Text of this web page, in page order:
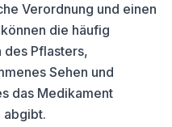
Verordnung und einen
die häufig
Pflasters,
Sehen und
das Medikament
abgibt.